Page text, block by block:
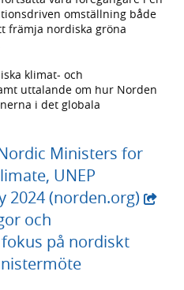
omställning både
främja nordiska gröna
klimat- och
uttalande om hur Norden
i det globala
Ministers for
UNEP
2024 (norden.org)
och
på nordiskt